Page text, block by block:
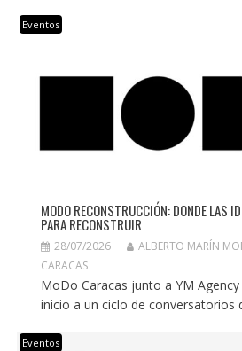
Eventos
MODO RECONSTRUCCIÓN: DONDE LAS
PARA RECONSTRUIR
28/07/2026 ALBERTO MARÍN
CARACAS
MoDo Caracas junto a YM
inicio a un ciclo de conversatorios
Eventos